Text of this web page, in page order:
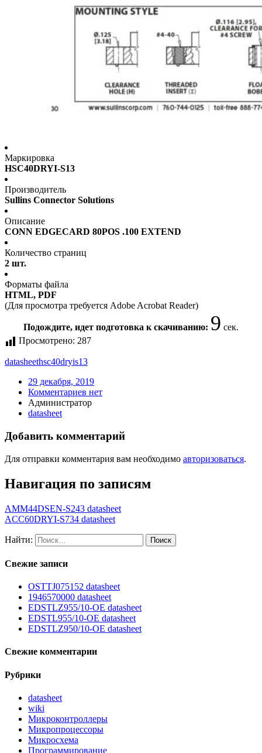
Маркировка
HSC40DRYI-S13
Производитель
Sullins Connector Solutions
Описание
CONN EDGECARD 80POS .100 EXTEND
Количество страниц
2 шт.
Форматы файла
HTML, PDF
(Для просмотра требуется Adobe Acrobat Reader)
Подождите, идет подготовка к скачиванию: 8 сек.
Просмотрено: 287
datasheethsc40dryis13
29 декабря, 2019
Комментариев нет
Администратор
datasheet
Добавить комментарий
Для отправки комментария вам необходимо авторизоваться.
Навигация по записям
AMM44DSEN-S243 datasheet
ACC60DRYI-S734 datasheet
Найти:
Свежие записи
OSTTJ075152 datasheet
1946570000 datasheet
EDSTLZ955/10-OE datasheet
EDSTL955/10-OE datasheet
EDSTLZ950/10-OE datasheet
Свежие комментарии
Рубрики
datasheet
wiki
Микроконтроллеры
Микропроцессоры
Микросхема
Программирование